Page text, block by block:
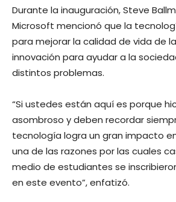
Durante la inauguración, Steve
Microsoft mencionó que la
para mejorar la calidad de vida de
innovación para ayudar a la
distintos problemas.
“Si ustedes están aquí es porque
asombroso y deben recordar
tecnología logra un gran impacto
una de las razones por las cuales
medio de estudiantes se
en este evento”, enfatizó.